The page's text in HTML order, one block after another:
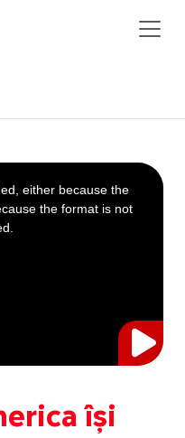
își
either because the
the format is not